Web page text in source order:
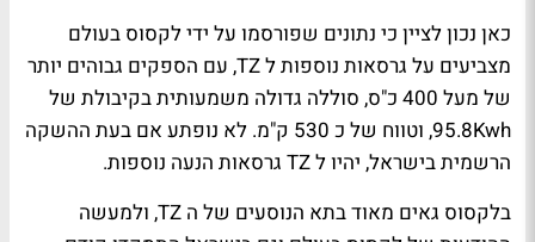
כאן נכון לציין כי נתונים שפורסמו על ידי לקסוס בעולם
מצביעים על גרסאות נוספות לTZ, עם הספקים גבוהים יותר
של מעל 400 כ"ס, סוללה גדולה משמעותית בקיבולת של
95.8Kwh
, וטווח של כ 530 ק"מ. לא נופתע אם בעת ההשקה
הרשמית בישראל, יהיו לTZ גרסאות הנעה נוספות.
בלקסוס גאים מאוד בתא הנוסעים של ה TZ, ולמעשה